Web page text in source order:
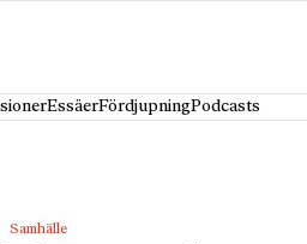
EssäerFördjupningPodcasts
Samhälle